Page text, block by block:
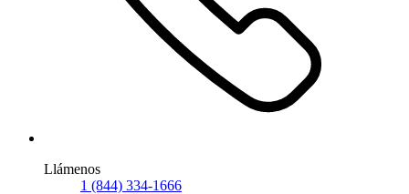
Llámenos
1 (844) 334-1666